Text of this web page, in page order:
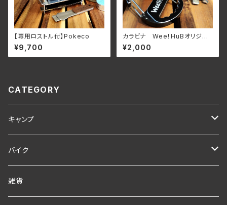
【専用ロストル付】Pokeco
¥9,700
カラビナ Wee！HuBオリジナ
ルモデル
¥2,000
CATEGORY
キャンプ
キャンプギア
ポケットコンロ
ランタン
バイク
アクセサリー
雑貨